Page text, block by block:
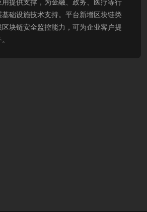
提供支撑，为金融、政务、医疗等行
础设施技术支持。平台新增区块链类
区块链安全监控能力，可为企业客户提